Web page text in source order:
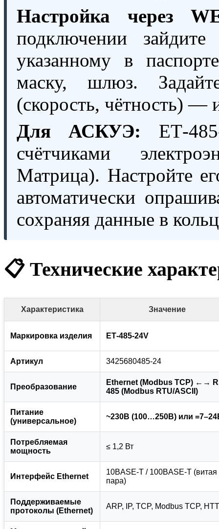
Настройка через
подключении
указанному в
маску, шлюз.
(скорость, чётность) —
Для АСКУЭ: ЕТ-
счётчиками
Матрица). Настройте
автоматически
сохраняя данные в
📋 Технические
Характеристика Значение
Маркировка изделия ЕТ-485-24V
Артикул 3425680485-24
Преобразование
Ethernet (Modbus TCP) ←→
485 (Modbus RTU/ASCII)
Питание
(универсальное)
~230В (100…250В) или
Потребляемая
мощность
≤ 1,2 Вт
Интерфейс Ethernet
10BASE‑T / 100BASE‑T (витая
пара)
Поддерживаемые
протоколы (Ethernet)
ARP, IP, TCP, Modbus TCP,